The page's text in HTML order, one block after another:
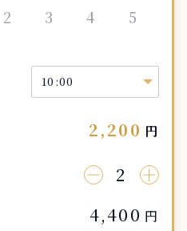
2 3 4 5
2,200 円
2
4,400 円